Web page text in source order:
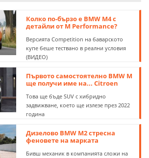
Колко по-бързо e BMW M4 с
детайли от M Performancе?
Версията Competition на баварското
купе беше тествано в реални условия
(ВИДЕО)
Първото самостоятелно BMW M
ще получи име на... Citroen
Това ще бъде SUV с хибридно
задвижване, което ще излезе през 2022
година
Дизелово BMW M2 стресна
феновете на марката
Бивш механик в компанията сложи на